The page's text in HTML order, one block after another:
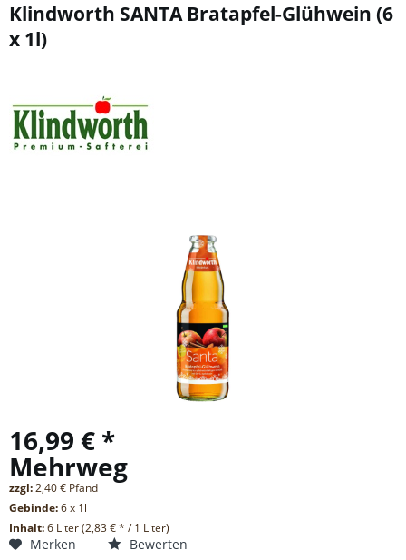
Klindworth SANTA Bratapfel-Glühwein (6
x 1l)
16,99 € *
Mehrweg
zzgl:2,40 € Pfand
Gebinde:6 x 1l
Inhalt:6 Liter (2,83 € * / 1 Liter)
Merken Bewerten